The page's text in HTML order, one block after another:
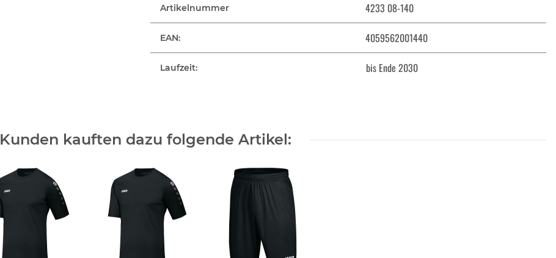
Artikelnummer 4233 08-140
EAN: 4059562001440
Laufzeit: bis Ende 2030
Kunden kauften dazu folgende Artikel: